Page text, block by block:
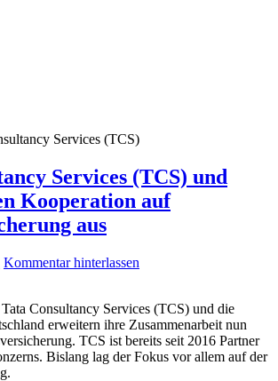
Services (TCS)
Services (TCS) und
Kooperation auf
aus
Kommentar hinterlassen
Consultancy Services (TCS) und die
erweitern ihre Zusammenarbeit nun
TCS ist bereits seit 2016 Partner
Bislang lag der Fokus vor allem auf der